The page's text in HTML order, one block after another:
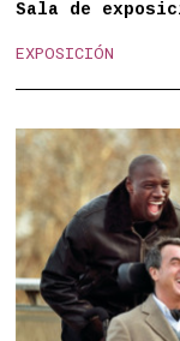
Sala de
EXPOSICIÓN